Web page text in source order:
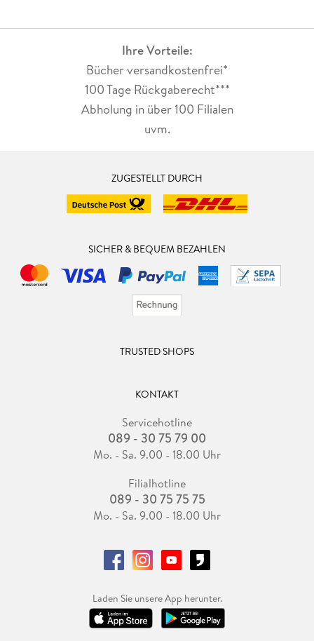
Ihre Vorteile:
Bücher versandkostenfrei*
100 Tage Rückgaberecht***
Abholung in über 100 Filialen
uvm.
ZUGESTELLT DURCH
SICHER & BEQUEM BEZAHLEN
TRUSTED SHOPS
KONTAKT
Servicehotline
089 - 30 75 79 00
Mo. - Sa. 9.00 - 18.00 Uhr
Filialhotline
089 - 30 75 75 75
Mo. - Sa. 9.00 - 18.00 Uhr
Laden Sie unsere App herunter.